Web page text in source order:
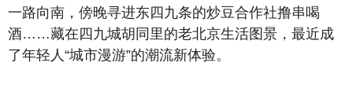
一路向南，傍晚寻进东四九条的炒豆合作社撸串喝
酒……藏在四九城胡同里的老北京生活图景，最近成
了年轻人“城市漫游”的潮流新体验。